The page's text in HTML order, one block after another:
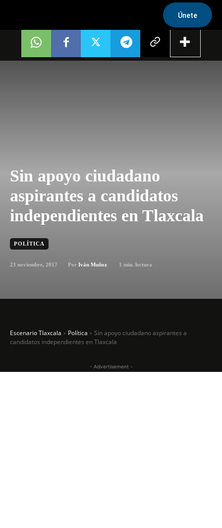
Únete
Sin apoyo ciudadano
aspirantes a candidatos
independientes en Tlaxcala
POLÍTICA
23 noviembre, 2017 Por Iván Muñoz 1 min. lectura
Escenario Tlaxcala Política
Sin apoyo ciudadano aspirantes a
candidatos independientes en Tlaxcala
- Advertisement -